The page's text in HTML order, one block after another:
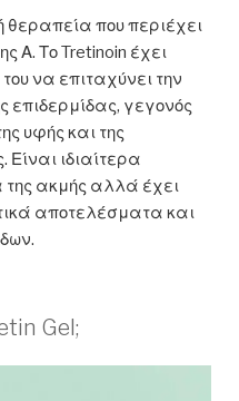
θεραπεία που περιέχει
Α. Το Tretinoin έχει
να επιταχύνει την
επιδερμίδας, γεγονός
υφής και της
ιδιαίτερα
της ακμής αλλά έχει
αποτελέσματα και
Gel;